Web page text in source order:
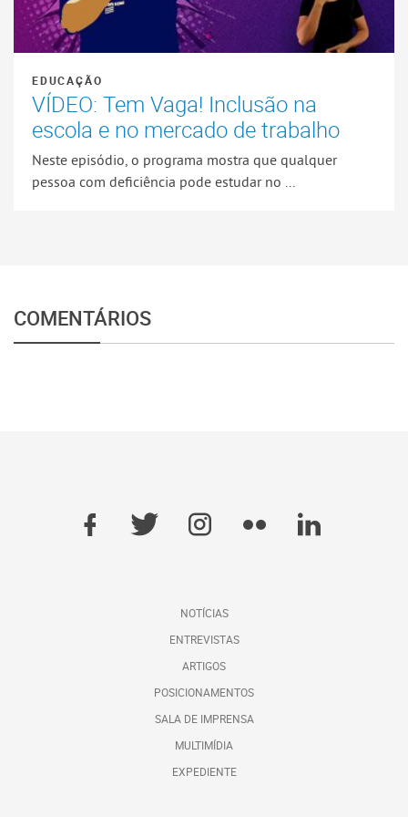
EDUCAÇÃO
VÍDEO: Tem Vaga! Inclusão na
escola e no mercado de trabalho
Neste episódio, o programa mostra que qualquer
pessoa com deficiência pode estudar no ...
COMENTÁRIOS
NOTÍCIAS
ENTREVISTAS
ARTIGOS
POSICIONAMENTOS
SALA DE IMPRENSA
MULTIMÍDIA
EXPEDIENTE